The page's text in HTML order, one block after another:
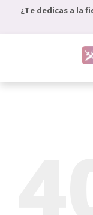
¿Te dedicas a la